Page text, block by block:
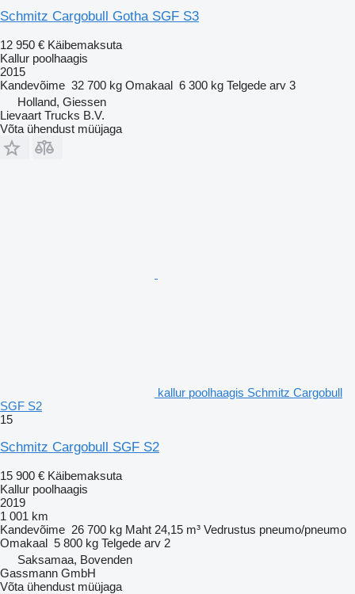
Schmitz Cargobull Gotha SGF S3
12 950 € Käibemaksuta
Kallur poolhaagis
2015
Kandevõime 32 700 kg Omakaal 6 300 kg Telgede arv 3
Holland, Giessen
Lievaart Trucks B.V.
Võta ühendust müüjaga
kallur poolhaagis Schmitz Cargobull
SGF S2
15
Schmitz Cargobull SGF S2
15 900 € Käibemaksuta
Kallur poolhaagis
2019
1 001 km
Kandevõime 26 700 kg Maht 24,15 m³ Vedrustus pneumo/pneumo
Omakaal 5 800 kg Telgede arv 2
Saksamaa, Bovenden
Gassmann GmbH
Võta ühendust müüjaga